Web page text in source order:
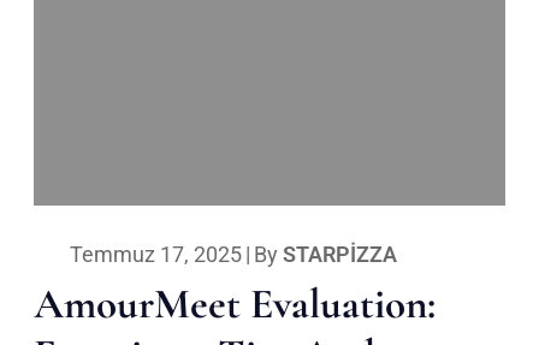
Temmuz 17, 2025| By STARPIZZA
AmourMeet Evaluation: